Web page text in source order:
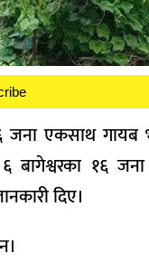
१६ जना एकसाथ
बागेश्वरका १६
दिए।